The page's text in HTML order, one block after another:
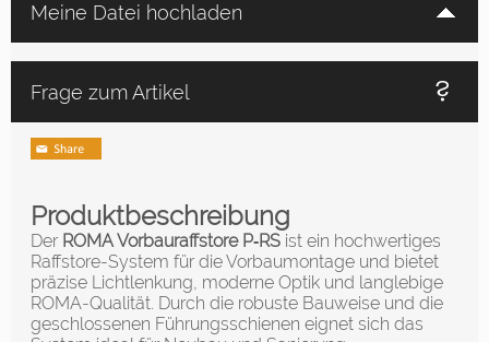
Meine Datei hochladen
Frage zum Artikel
Produktbeschreibung
Der ROMA Vorbauraffstore P‑RS ist ein hochwertiges
Raffstore-System für die Vorbaumontage und bietet
präzise Lichtlenkung, moderne Optik und langlebige
ROMA-Qualität. Durch die robuste Bauweise und die
geschlossenen Führungsschienen eignet sich das